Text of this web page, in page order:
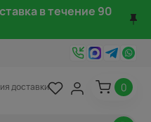
в течение 90
доставки 0